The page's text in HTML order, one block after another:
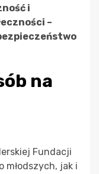
i
–
na
Fundacji
młodszych, jak i